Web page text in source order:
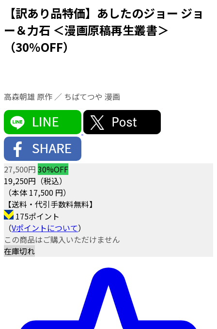
【訳あり品特価】あしたのジョー ジョ
ー＆力石 ＜漫画原稿再生叢書＞
（30％OFF）
高森朝雄 原作 ／ ちばてつや 漫画
27,500円 30%OFF
19,250円（税込）
（本体 17,500 円）
【送料・代引手数料無料】
175ポイント
（Vポイントについて）
この商品はご購入いただけません
在庫切れ